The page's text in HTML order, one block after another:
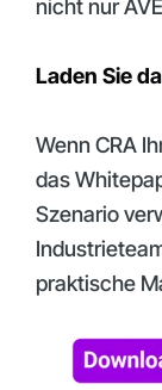
nicht nur
Laden Sie
Wenn CRA
das
Szenario
praktische